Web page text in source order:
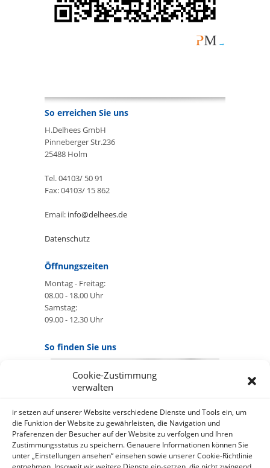
Cookie-Zustimmung
verwalten
ir setzen auf unserer Website verschiedene Dienste und Tools ein, um
die Funktion der Website zu gewährleisten, die Navigation und
Präferenzen der Besucher auf der Website zu verfolgen und Ihren
Zustimmungsstatus zu speichern. Genauere Informationen können Sie
unter „Einstellungen ansehen“ einsehen sowie unserer Cookie-Richtlinie
So erreichen Sie uns
H.Delhees GmbH
Pinneberger Str.236
25488 Holm
Tel. 04103/ 50 91
Fax: 04103/ 15 862
Email: info@delhees.de
Datenschutz
Öffnungszeiten
Montag - Freitag:
08.00 - 18.00 Uhr
Samstag:
09.00 - 12.30 Uhr
So finden Sie uns
GOOGLE MAPS:
AKZEPTIEREN
Anbieter: Google Ireland Limited
Bei der Nutzung dieses Dienstes
werden Daten an Google
über¬mittelt, außer¬dem ist es